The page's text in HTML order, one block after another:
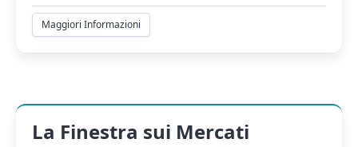
Maggiori Informazioni
La Finestra sui Mercati